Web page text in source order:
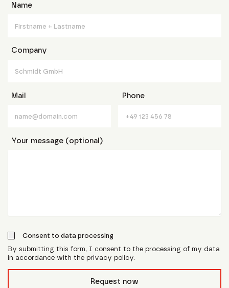
Name
Company
Mail Phone
Your message (optional)
Consent to data processing
By submitting this form, I consent to the processing of my data
in accordance with the privacy policy.
Request now